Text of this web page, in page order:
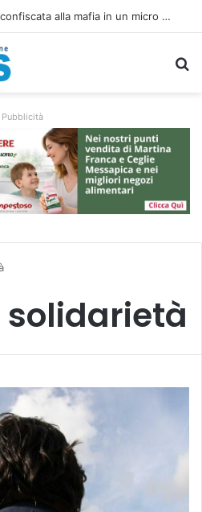
Rubano strumenti e farmaci ai medici dei migranti a Bari: ferme le visite a Nardò
Pubblicità